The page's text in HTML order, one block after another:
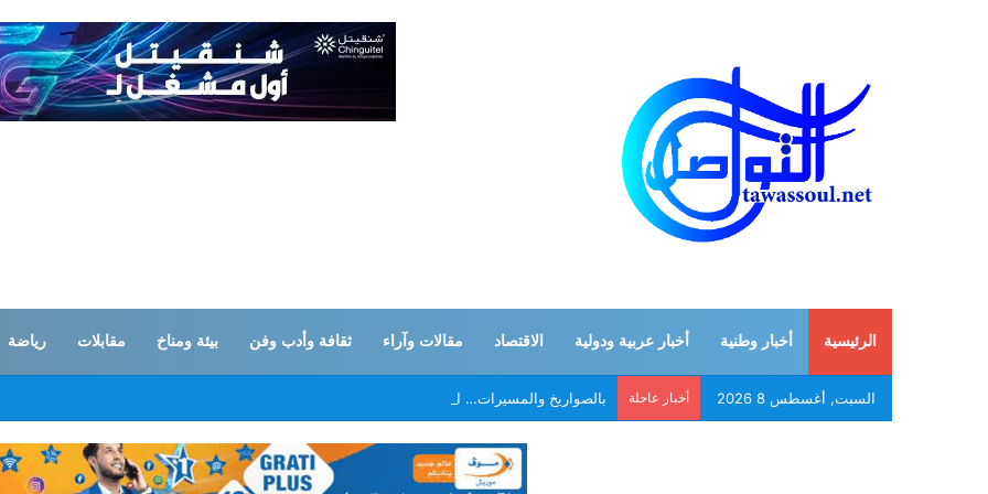
الرئيسية أخبار وطنية أخبار عربية ودولية الاقتصاد مقالات وآراء ثقافة وأدب وفن بيئة ومناخ مقابلات رياضة
السبت, أغسطس 8 2026 أخبار عاجلة بالصواريخ والمسيرات… القوات المسلحة اليمنية تستهدف تحشدات سعودية بـ”صحن الجن” في مأرب